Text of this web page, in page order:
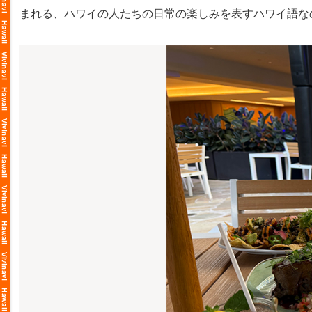
まれる、ハワイの人たちの日常の楽しみを表すハワイ語